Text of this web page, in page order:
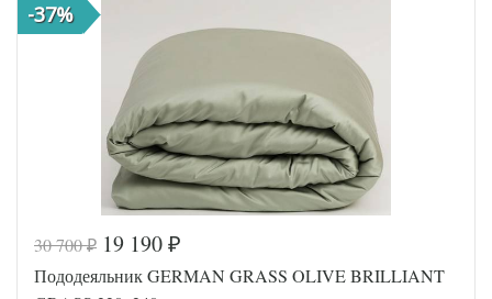
Производитель
Grass
(Австрия)
Код товара
561-786
Артикул
GG-25240
-37%
30 700₽ 19 190 ₽
Пододеяльник GERMAN GRASS OLIVE BRILLIANT